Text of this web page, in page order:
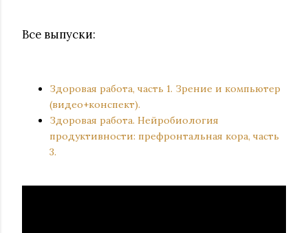
Все выпуски:
Здоровая работа, часть 1. Зрение и компьютер
(видео+конспект).
Здоровая работа. Нейробиология
продуктивности: префронтальная кора, часть
3.